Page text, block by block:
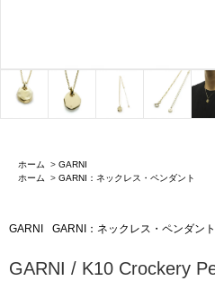
ホーム > GARNI
ホーム
> GARNI：ネックレス・ペンダント
GARNI GARNI：ネックレス・ペンダント
GARNI / K10 Crockery